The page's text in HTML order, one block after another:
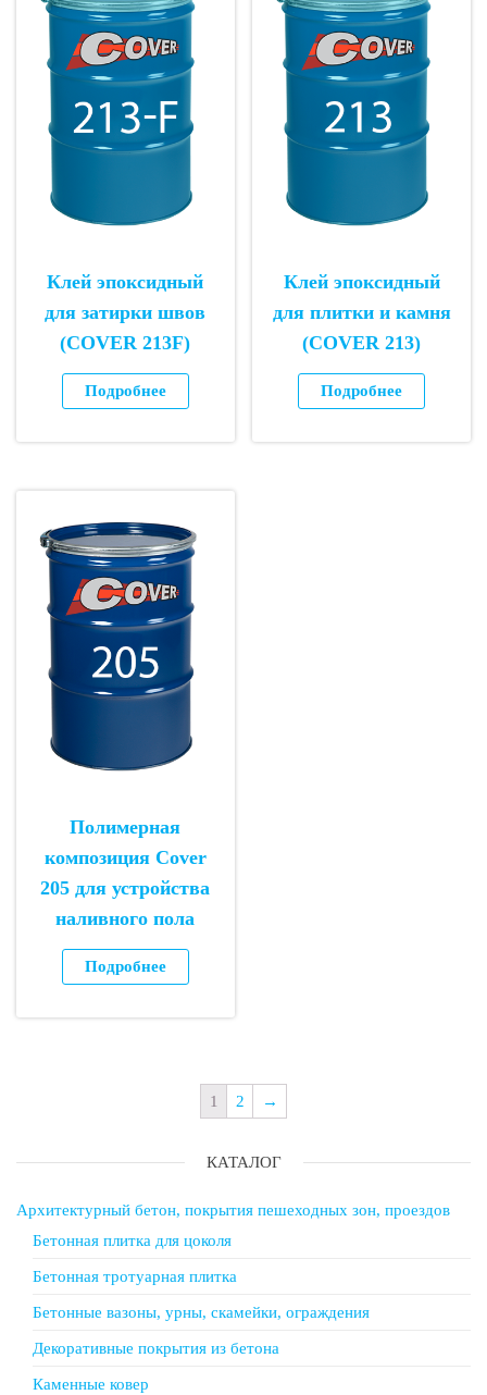
Клей эпоксидный
для затирки швов
(COVER 213F)
Подробнее
Клей эпоксидный
для плитки и камня
(COVER 213)
Подробнее
Полимерная
композиция Cover
205 для устройства
наливного пола
Подробнее
1 2 →
КАТАЛОГ
Архитектурный бетон, покрытия пешеходных зон, проездов
Бетонная плитка для цоколя
Бетонная тротуарная плитка
Бетонные вазоны, урны, скамейки, ограждения
Декоративные покрытия из бетона
Каменные ковер